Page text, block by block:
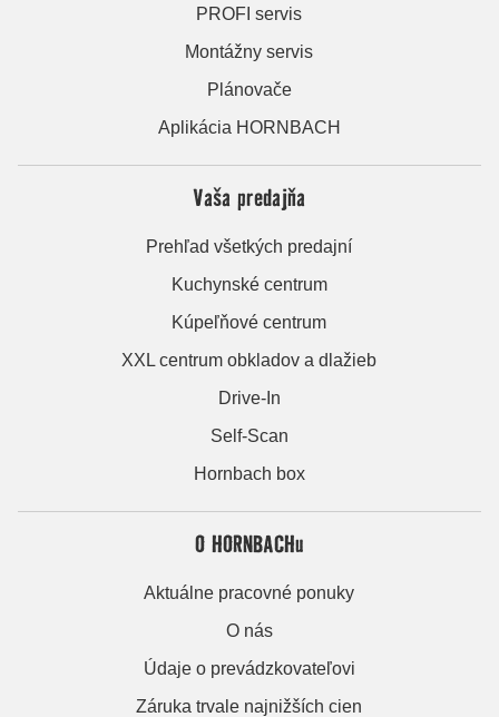
PROFI servis
Montážny servis
Plánovače
Aplikácia HORNBACH
Vaša predajňa
Prehľad všetkých predajní
Kuchynské centrum
Kúpeľňové centrum
XXL centrum obkladov a dlažieb
Drive-In
Self-Scan
Hornbach box
O HORNBACHu
Aktuálne pracovné ponuky
O nás
Údaje o prevádzkovateľovi
Záruka trvale najnižších cien